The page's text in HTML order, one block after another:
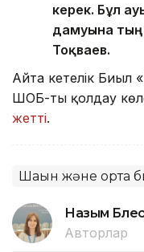
керек. Бұл
дамуына тың
Тоқваев.
Айта кетелік Биыл
ШОБ-ты қолдау
жетті.
Шағын және орта
Назым
Авторлар